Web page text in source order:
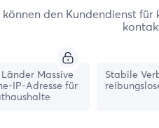
Open your computer's
können den Kundendienst
Massive
IP-Adresse für
Stabile